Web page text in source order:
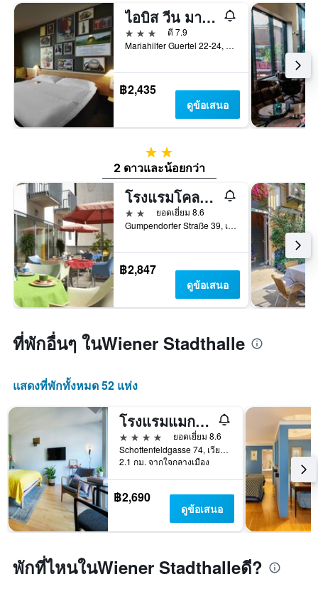
ไอบิส วีน มาเรียฮิลฟ์
3 ดาว
ดี 7.9
Mariahilfer Guertel 22-24, เวียนนา, เวียนนา, ออสเตรีย
฿2,435
ดูข้อเสนอ
2 ดาว
2 ดาวและน้อยกว่า
โรงแรมโคลพิงเฮาส์ เวียน เซนทรัล
2 ดาว
ยอดเยี่ยม 8.6
Gumpendorfer Straße 39, เวียนนา, เวียนนา, ออสเตรีย
฿2,847
ดูข้อเสนอ
ที่พักอื่นๆ ในWiener Stadthalle
แสดงที่พักทั้งหมด 52 แห่ง
โรงแรมแมกซ์บราวน์ เซเว่นดิสทริค ในเครือเซอร์เคิล คอลเล็คชั่น
4 ดาว
ยอดเยี่ยม 8.6
Schottenfeldgasse 74, เวียนนา, เวียนนา, ออสเตรีย
2.1 กม. จากใจกลางเมือง
฿2,690
ดูข้อเสนอ
พักที่ไหนในWiener Stadthalleดี?